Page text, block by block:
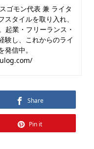
ゴモン代表 兼 ライタ
タイルを取り入れ、
起業・フリーランス・
験し、これからのライ
信中。
Share
Pin it